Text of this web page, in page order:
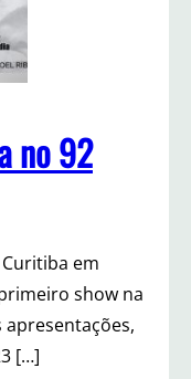
no 92
em
show na
apresentações,
[…]